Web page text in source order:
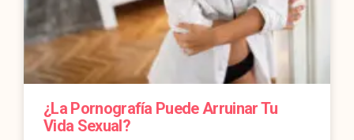
¿La Pornografía Puede Arruinar Tu
Vida Sexual?